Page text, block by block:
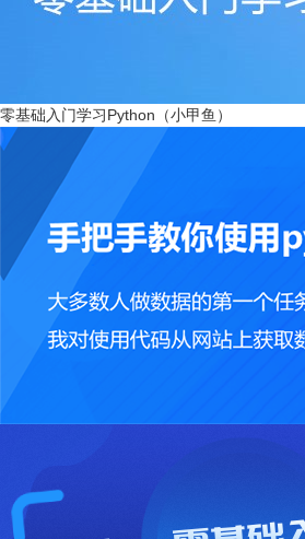
零基础入门学习Python（小甲鱼）